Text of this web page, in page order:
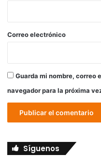
*
Correo electrónico
Guarda mi nombre, correo
navegador para la próxima
Síguenos